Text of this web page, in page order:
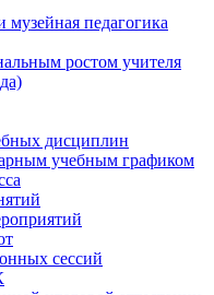
музейная педагогика
ростом учителя
дисциплин
учебным графиком
сессий